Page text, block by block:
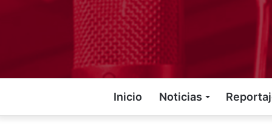
Inicio Noticias